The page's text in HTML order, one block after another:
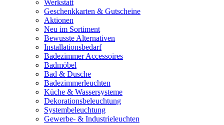
Werkstatt
Geschenkkarten & Gutscheine
Aktionen
Neu im Sortiment
Bewusste Alternativen
Installationsbedarf
Badezimmer Accessoires
Badmöbel
Bad & Dusche
Badezimmerleuchten
Küche & Wassersysteme
Dekorationsbeleuchtung
Systembeleuchtung
Gewerbe- & Industrieleuchten